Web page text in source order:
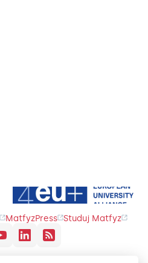
MatfyzPress Studuj Matfyz